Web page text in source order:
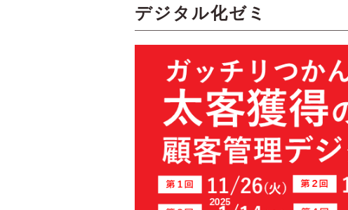
デジタル化ゼミ